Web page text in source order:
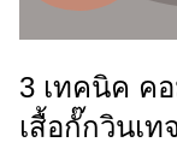
3 เทคนิค ค
เสื้อกั๊กวินเทจ